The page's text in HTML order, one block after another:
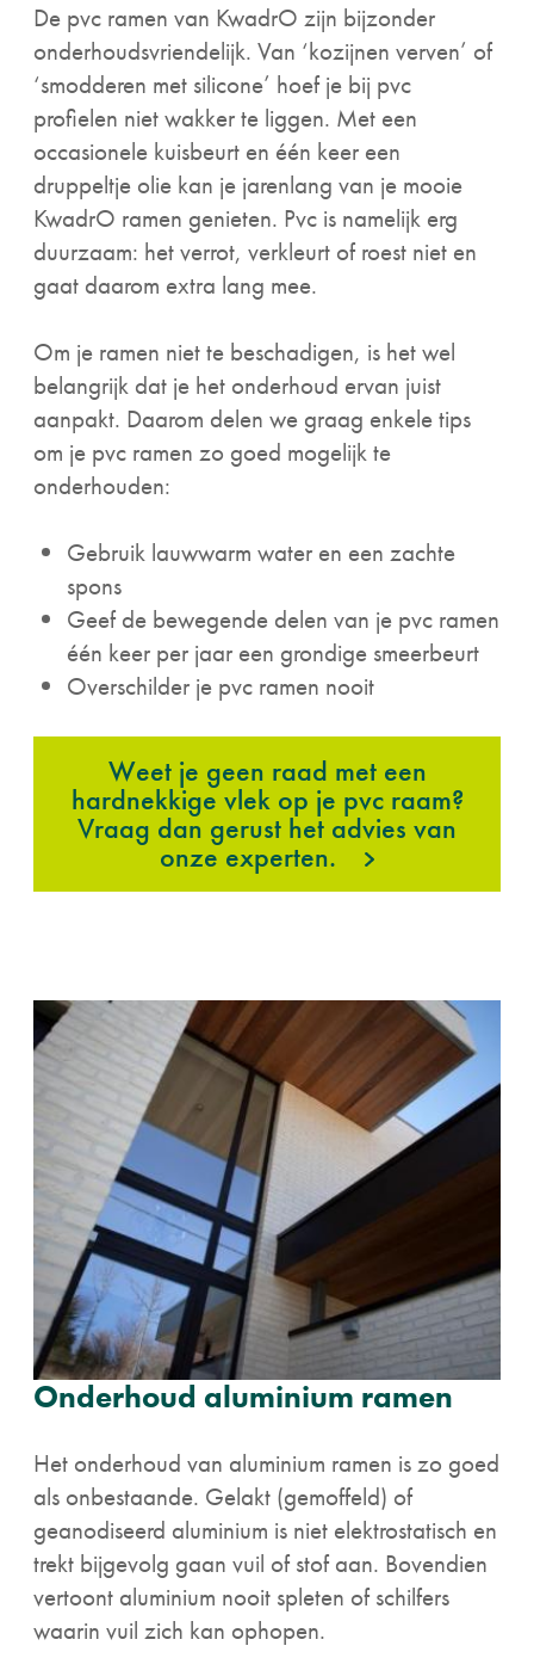
De pvc ramen van KwadrO zijn bijzonder
onderhoudsvriendelijk. Van ‘kozijnen verven’ of
‘smodderen met silicone’ hoef je bij pvc
profielen niet wakker te liggen. Met een
occasionele kuisbeurt en één keer een
druppeltje olie kan je jarenlang van je mooie
KwadrO ramen genieten. Pvc is namelijk erg
duurzaam: het verrot, verkleurt of roest niet en
gaat daarom extra lang mee.
Om je ramen niet te beschadigen, is het wel
belangrijk dat je het onderhoud ervan juist
aanpakt. Daarom delen we graag enkele tips
om je pvc ramen zo goed mogelijk te
onderhouden:
Gebruik lauwwarm water en een zachte
spons
Geef de bewegende delen van je pvc ramen
één keer per jaar een grondige smeerbeurt
Overschilder je pvc ramen nooit
Weet je geen raad met een
hardnekkige vlek op je pvc raam?
Vraag dan gerust het advies van
onze experten.
Onderhoud aluminium ramen
Het onderhoud van aluminium ramen is zo goed
als onbestaande. Gelakt (gemoffeld) of
geanodiseerd aluminium is niet elektrostatisch en
trekt bijgevolg gaan vuil of stof aan. Bovendien
vertoont aluminium nooit spleten of schilfers
waarin vuil zich kan ophopen.